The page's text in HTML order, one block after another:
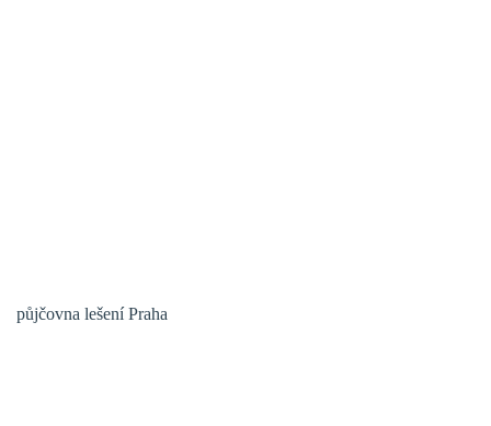
půjčovna lešení Praha